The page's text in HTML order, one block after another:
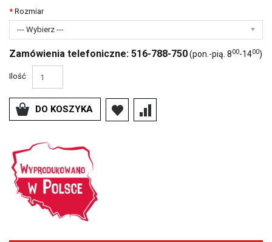
Rozmiar
--- Wybierz ---
Zamówienia telefoniczne: 516-788-750(pon.-pią. 800-1400)
Ilość
DO KOSZYKA